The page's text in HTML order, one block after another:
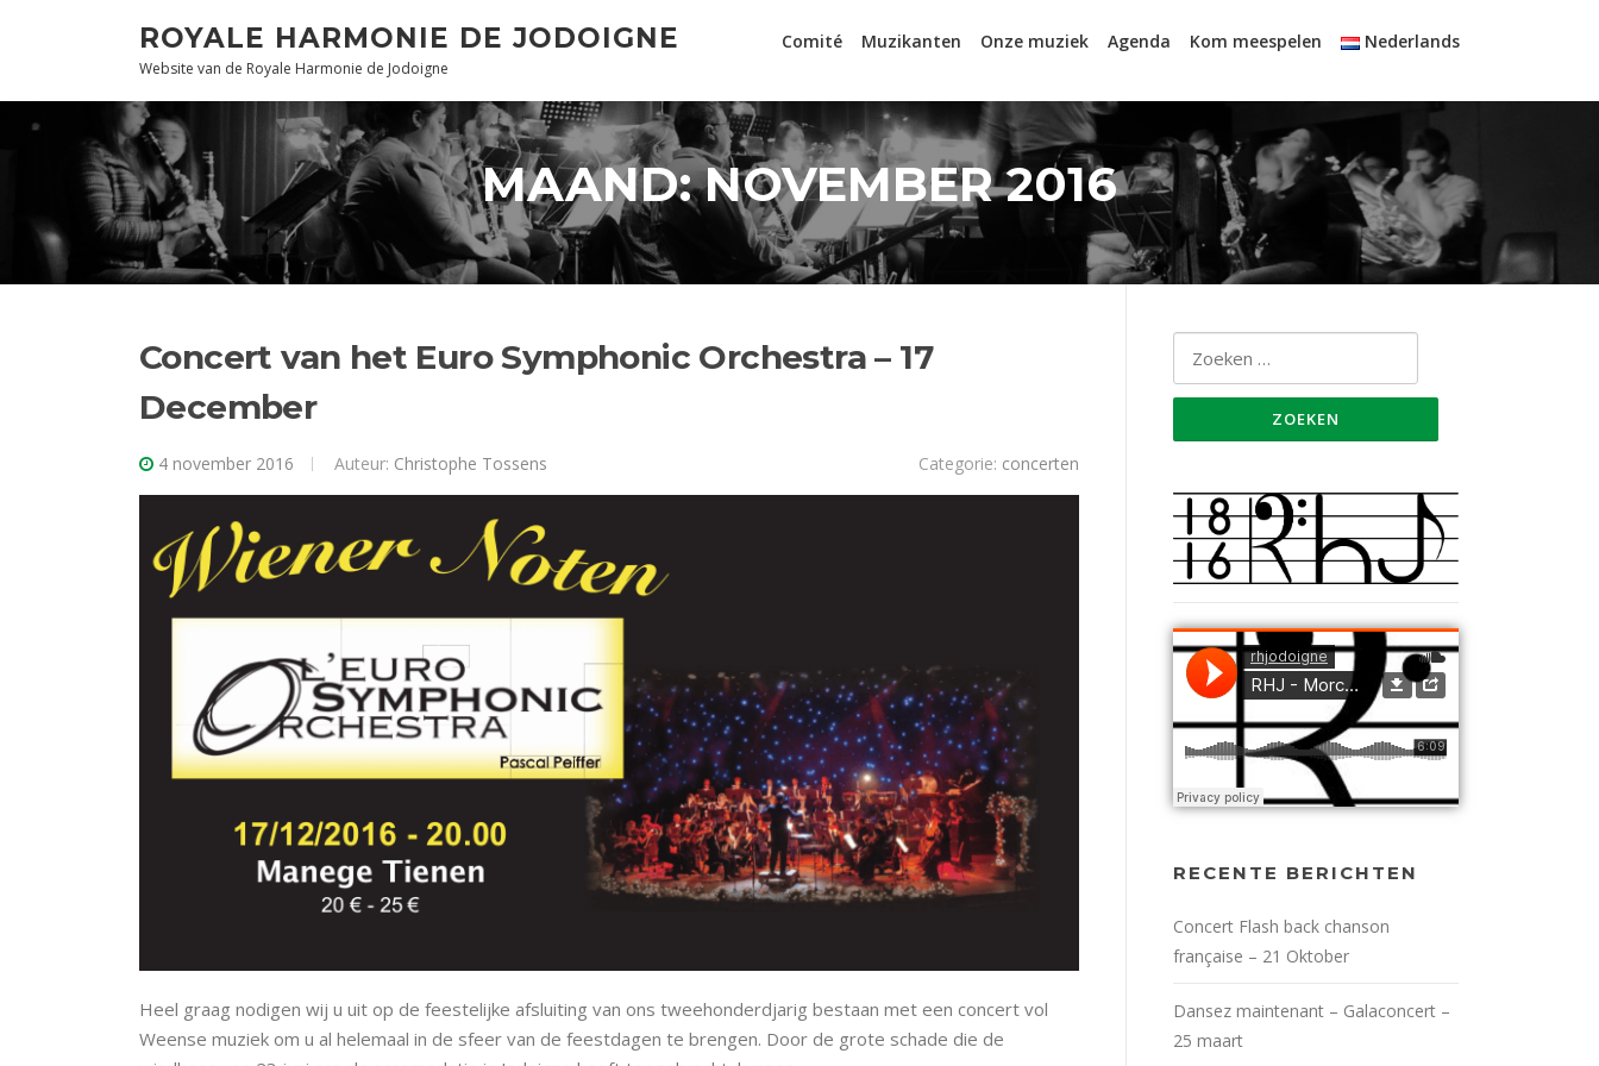
springen
ROYALE HARMONIE DE JODOIGNE
Website van de Royale Harmonie de Jodoigne
Comité Muzikanten Onze muziek Agenda Kom meespelen Nederlands
MAAND:NOVEMBER 2016
Concert van het Euro Symphonic Orchestra – 17
December
4 november 2016 Auteur: Christophe Tossens Categorie: concerten
Heel graag nodigen wij u uit op de feestelijke afsluiting van ons tweehonderdjarig bestaan met een concert vol
Weense muziek om u al helemaal in de sfeer van de feestdagen te brengen. Door de grote schade die de
RECENTE BERICHTEN
Concert Flash back chanson
française – 21 Oktober
Dansez maintenant – Galaconcert –
25 maart